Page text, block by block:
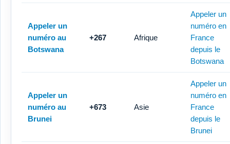
Appeler un
numéro au
Botswana
+267 Afrique
Appeler un
numéro en
France
depuis le
Botswana
Appeler un
numéro au
Brunei
+673 Asie
Appeler un
numéro en
France
depuis le
Brunei